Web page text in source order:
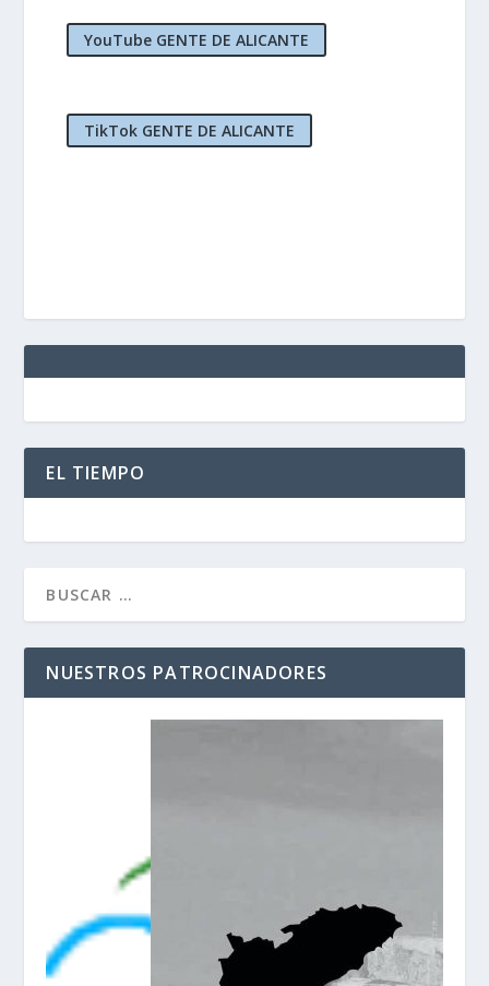
YouTube GENTE DE ALICANTE
TikTok GENTE DE ALICANTE
EL TIEMPO
NUESTROS PATROCINADORES